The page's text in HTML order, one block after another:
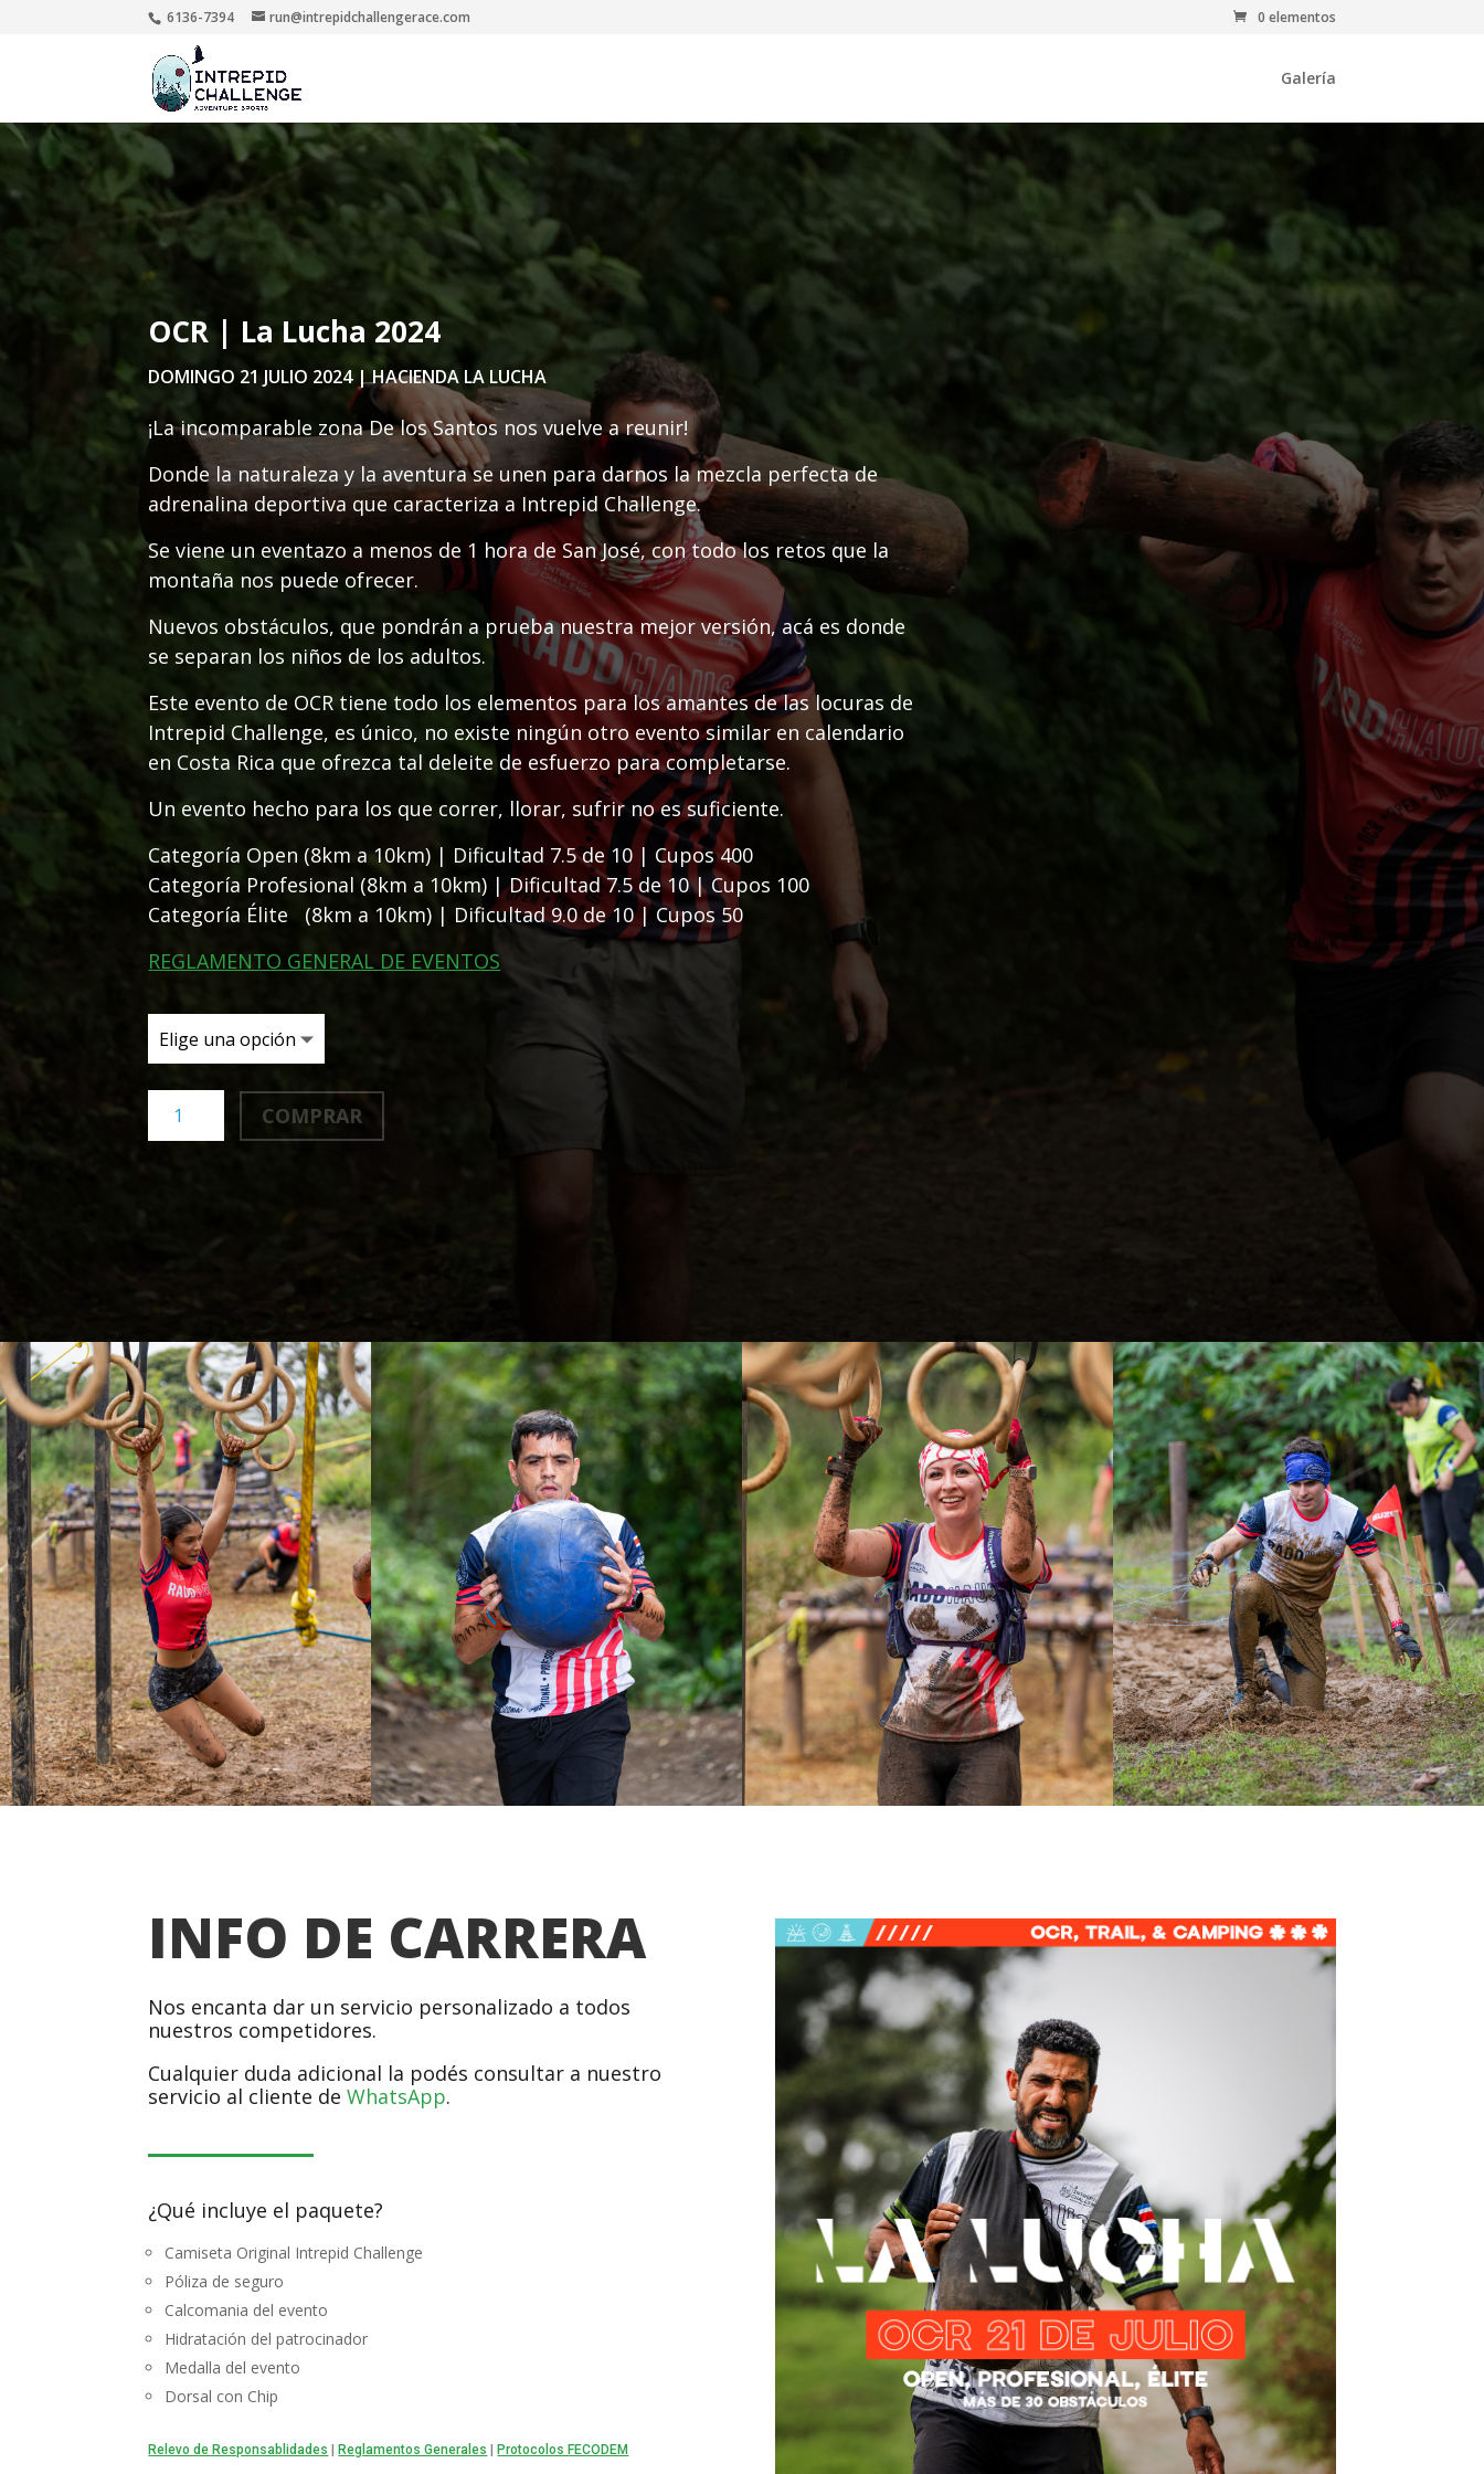
6136-7394 run@intrepidchallengerace.com 0 elementos
Galería
OCR | La Lucha 2024
DOMINGO 21 JULIO 2024 | HACIENDA LA LUCHA
¡La incomparable zona De los Santos nos vuelve a reunir!
Donde la naturaleza y la aventura se unen para darnos la mezcla perfecta de
adrenalina deportiva que caracteriza a Intrepid Challenge.
Se viene un eventazo a menos de 1 hora de San José, con todo los retos que la
montaña nos puede ofrecer.
Nuevos obstáculos, que pondrán a prueba nuestra mejor versión, acá es donde
se separan los niños de los adultos.
Este evento de OCR tiene todo los elementos para los amantes de las locuras de
Intrepid Challenge, es único, no existe ningún otro evento similar en calendario
en Costa Rica que ofrezca tal deleite de esfuerzo para completarse.
Un evento hecho para los que correr, llorar, sufrir no es suficiente.
Categoría Open (8km a 10km) | Dificultad 7.5 de 10 | Cupos 400
Categoría Profesional (8km a 10km) | Dificultad 7.5 de 10 | Cupos 100
Categoría Élite (8km a 10km) | Dificultad 9.0 de 10 | Cupos 50
REGLAMENTO GENERAL DE EVENTOS
OCR
La
COMPRAR
INFO DE CARRERA
Nos encanta dar un servicio personalizado a todos
nuestros competidores.
Cualquier duda adicional la podés consultar a nuestro
servicio al cliente deWhatsApp.
¿Qué incluye el paquete?
Camiseta Original Intrepid Challenge
Póliza de seguro
Calcomania del evento
Hidratación del patrocinador
Medalla del evento
Dorsal con Chip
Relevo de Responsablidades Reglamentos Generales Protocolos FECODEM